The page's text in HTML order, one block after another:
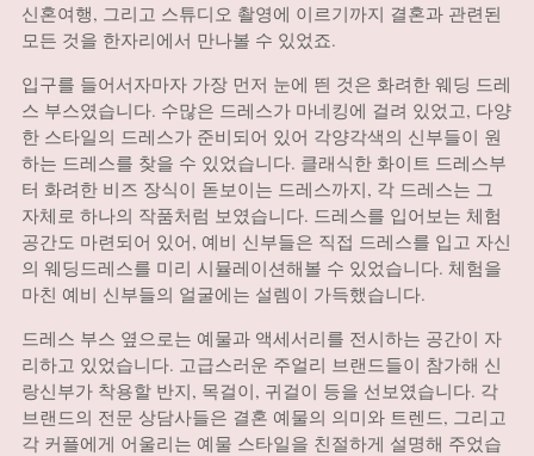
신혼여행, 그리고 스튜디오 촬영에 이르기까지 결혼과 관련된
모든 것을 한자리에서 만나볼 수 있었죠.
입구를 들어서자마자 가장 먼저 눈에 띈 것은 화려한 웨딩 드레
스 부스였습니다. 수많은 드레스가 마네킹에 걸려 있었고, 다양
한 스타일의 드레스가 준비되어 있어 각양각색의 신부들이 원
하는 드레스를 찾을 수 있었습니다. 클래식한 화이트 드레스부
터 화려한 비즈 장식이 돋보이는 드레스까지, 각 드레스는 그
자체로 하나의 작품처럼 보였습니다. 드레스를 입어보는 체험
공간도 마련되어 있어, 예비 신부들은 직접 드레스를 입고 자신
의 웨딩드레스를 미리 시뮬레이션해볼 수 있었습니다. 체험을
마친 예비 신부들의 얼굴에는 설렘이 가득했습니다.
드레스 부스 옆으로는 예물과 액세서리를 전시하는 공간이 자
리하고 있었습니다. 고급스러운 주얼리 브랜드들이 참가해 신
랑신부가 착용할 반지, 목걸이, 귀걸이 등을 선보였습니다. 각
브랜드의 전문 상담사들은 결혼 예물의 의미와 트렌드, 그리고
각 커플에게 어울리는 예물 스타일을 친절하게 설명해 주었습